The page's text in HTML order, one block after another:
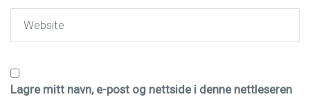
Lagre mitt navn, e-post og nettside i denne nettleseren